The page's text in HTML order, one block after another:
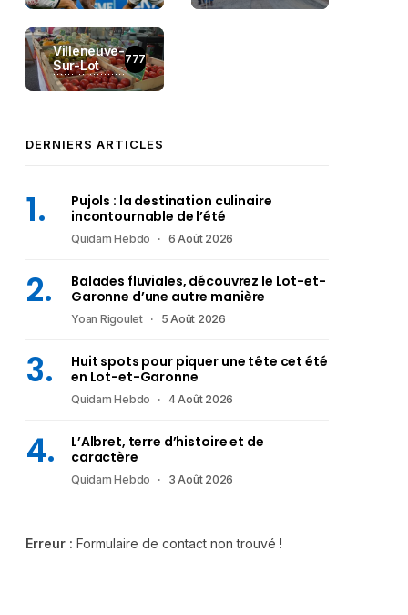
Villeneuve-
Sur-Lot
777
DERNIERS ARTICLES
Pujols : la destination culinaire
incontournable de l’été
Quidam Hebdo 6 Août 2026
Balades fluviales, découvrez le Lot-et-
Garonne d’une autre manière
Yoan Rigoulet 5 Août 2026
Huit spots pour piquer une tête cet été
en Lot-et-Garonne
Quidam Hebdo 4 Août 2026
L’Albret, terre d’histoire et de
caractère
Quidam Hebdo 3 Août 2026
Erreur : Formulaire de contact non trouvé !